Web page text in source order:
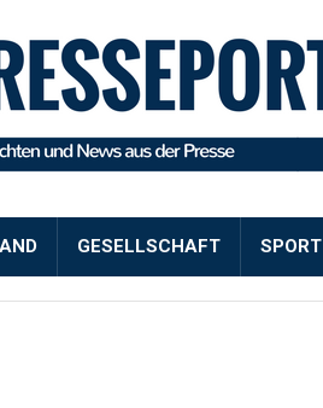
GESELLSCHAFT SPORT